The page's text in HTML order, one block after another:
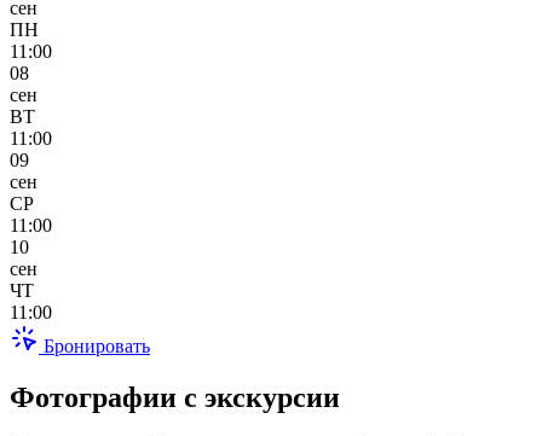
сен
ПН
11:00
08
сен
ВТ
11:00
09
сен
СР
11:00
10
сен
ЧТ
11:00
Бронировать
Фотографии с экскурсии